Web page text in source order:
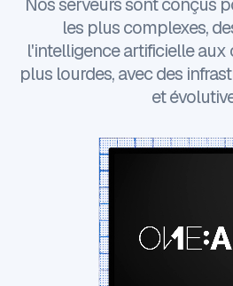
les plus complexes,
l'intelligence artificielle aux
plus lourdes, avec des
et